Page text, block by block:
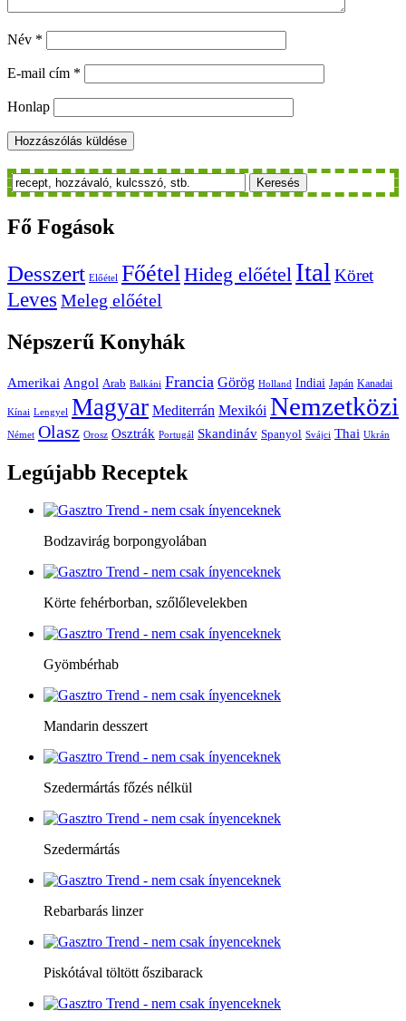
Név *
E-mail cím *
Honlap
Keresés
Fő Fogások
Desszert Előétel FőételHideg előétel Ital Köret
Leves Meleg előétel
Népszerű Konyhák
Amerikai Angol Arab Balkáni Francia Görög Holland Indiai Japán Kanadai
Kínai Lengyel Magyar Mediterrán Mexikói Nemzetközi
Német Olasz Orosz Osztrák Portugál Skandináv Spanyol Svájci Thai Ukrán
Legújabb Receptek
Bodzavirág borpongyolában
Körte fehérborban, szőlőlevelekben
Gyömbérhab
Mandarin desszert
Szedermártás főzés nélkül
Szedermártás
Rebarbarás linzer
Piskótával töltött őszibarack